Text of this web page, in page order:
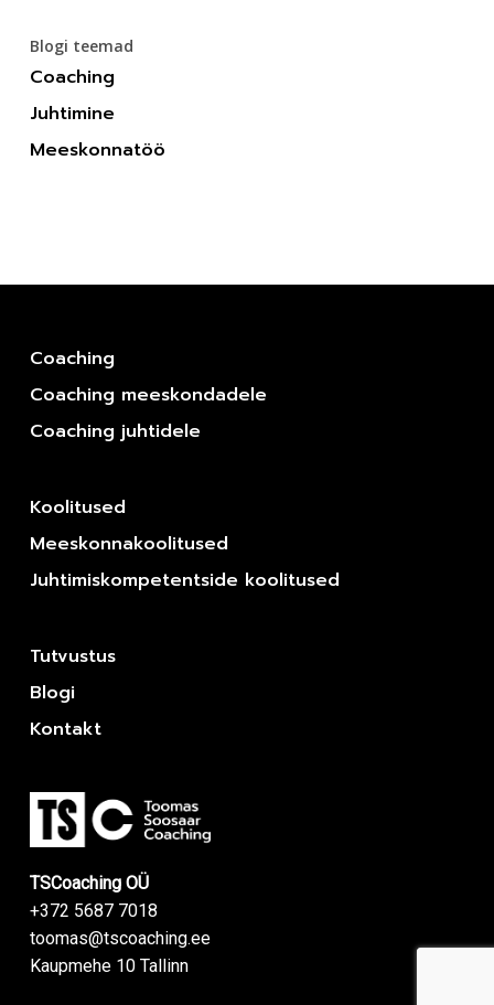
Blogi teemad
Coaching
Juhtimine
Meeskonnatöö
Coaching
Coaching meeskondadele
Coaching juhtidele
Koolitused
Meeskonnakoolitused
Juhtimiskompetentside koolitused
Tutvustus
Blogi
Kontakt
TSCoaching OÜ
+372 5687 7018
toomas@tscoaching.ee
Kaupmehe 10 Tallinn